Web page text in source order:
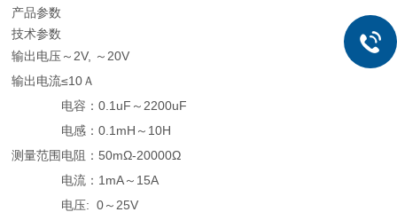
产品参数
技术参数
输出电压～2V, ～20V
输出电流≤10Ａ
测量范围
电容：0.1uF～2200uF
电感：0.1mH～10H
电阻：50mΩ-20000Ω
电流：1mA～15A
电压: 0～25V